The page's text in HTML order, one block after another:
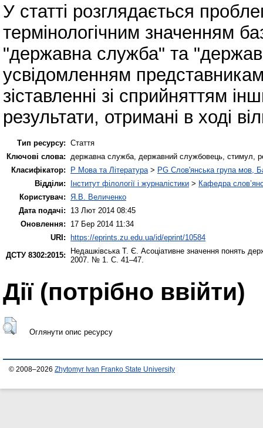
У статті розглядається
термінологічним значенням
"державна служба" та
усвідомленням
зіставленні зі сприйняттям
результати, отримані в ході
Тип ресурсу: Стаття
Ключові слова:
державна служба, державний службовець, стимул,
Класифікатор:
P Мова та Література > PG Слов'янська група мов,
Відділи:
Інститут філології і журналістики > Кафедра
Користувач:
Я.В. Величенко
Дата подачі:
13 Лют 2014 08:45
Оновлення:
17 Бер 2014 11:34
URI: https://eprints.zu.edu.ua/id/eprint/10584
ДСТУ 8302:2015:
Недашківська Т. Є. Асоціативне значення понять
2007. № 1. С. 41–47.
Дії ​​(потрібно ввійти)
Оглянути опис ресурсу
© 2008–2026 Zhytomyr Ivan Franko State University